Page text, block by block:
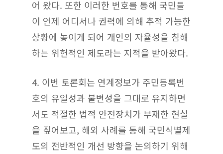
어 왔다. 또한 이러한 번호를 통해 국민들
이 언제 어디서나 권력에 의해 추적 가능한
상황에 놓이게 되어 개인의 자율성을 침해
하는 위헌적인 제도라는 지적을 받아왔다.
4. 이번 토론회는 연계정보가 주민등록번
호의 유일성과 불변성을 그대로 유지하면
서도 적절한 법적 안전장치가 부재한 현실
을 짚어보고, 해외 사례를 통해 국민식별제
도의 전반적인 개선 방향을 논의하기 위해